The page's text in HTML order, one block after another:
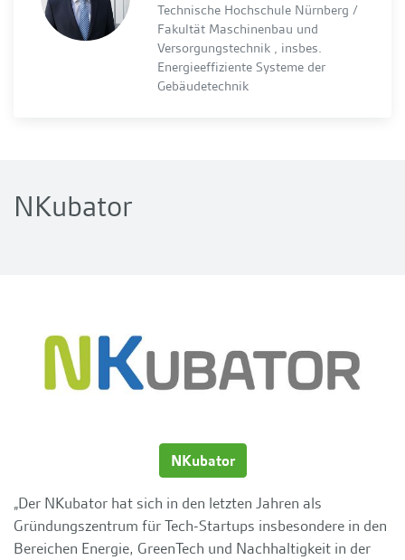
Technische Hochschule Nürnberg /
Fakultät Maschinenbau und
Versorgungstechnik , insbes.
Energieeffiziente Systeme der
Gebäudetechnik
NKubator
NKubator
„Der NKubator hat sich in den letzten Jahren als
Gründungszentrum für Tech-Startups insbesondere in den
Bereichen Energie, GreenTech und Nachhaltigkeit in der